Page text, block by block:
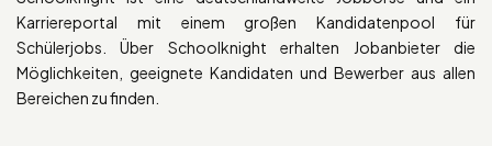
Karriereportal mit einem großen Kandidatenpool für
Schülerjobs. Über Schoolknight erhalten Jobanbieter die
Möglichkeiten, geeignete Kandidaten und Bewerber aus allen
Bereichen zu finden.